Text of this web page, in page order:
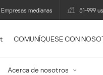
medianas 51-999
COMUNÍQUESE CON
Acerca de nosotros